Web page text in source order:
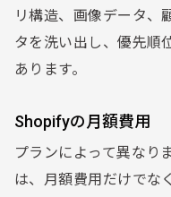
リ構造、画像データ、
タを洗い出し、優先順
あります。
Shopifyの月額費用
プランによって異なり
は、月額費用だけでな